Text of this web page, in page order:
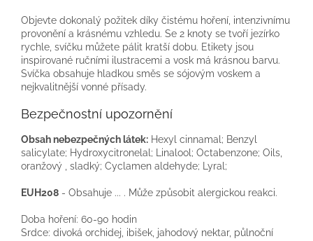
Objevte dokonalý požitek díky čistému hoření, intenzivnímu
provonění a krásnému vzhledu. Se 2 knoty se tvoří jezírko
rychle, svíčku můžete pálit kratší dobu. Etikety jsou
inspirované ručními ilustracemi a vosk má krásnou barvu.
Svíčka obsahuje hladkou směs se sójovým voskem a
nejkvalitnější vonné přísady.
Bezpečnostní upozornění
Obsah nebezpečných látek: Hexyl cinnamal; Benzyl
salicylate; Hydroxycitronelal; Linalool; Octabenzone; Oils,
oranžový , sladký; Cyclamen aldehyde; Lyral;
EUH208 - Obsahuje ... . Může způsobit alergickou reakci.
Doba hoření: 60-90 hodin
Srdce: divoká orchidej, ibišek, jahodový nektar, půlnoční